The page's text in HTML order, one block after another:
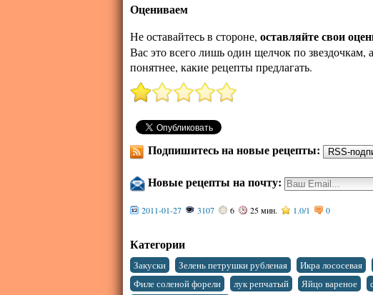
Оцениваем
Не оставайтесь в стороне, оставляйте свои
Вас это всего лишь один щелчок по звездочкам,
понятнее, какие рецепты предлагать.
Подпишитесь на новые рецепты:
Новые рецепты на почту:
2011-01-27 3107 6 25 мин. 1.0/1 0
Категории
Закуски Зелень петрушки рубленая Икра лососевая
Филе соленой форели лук репчатый Яйцо вареное